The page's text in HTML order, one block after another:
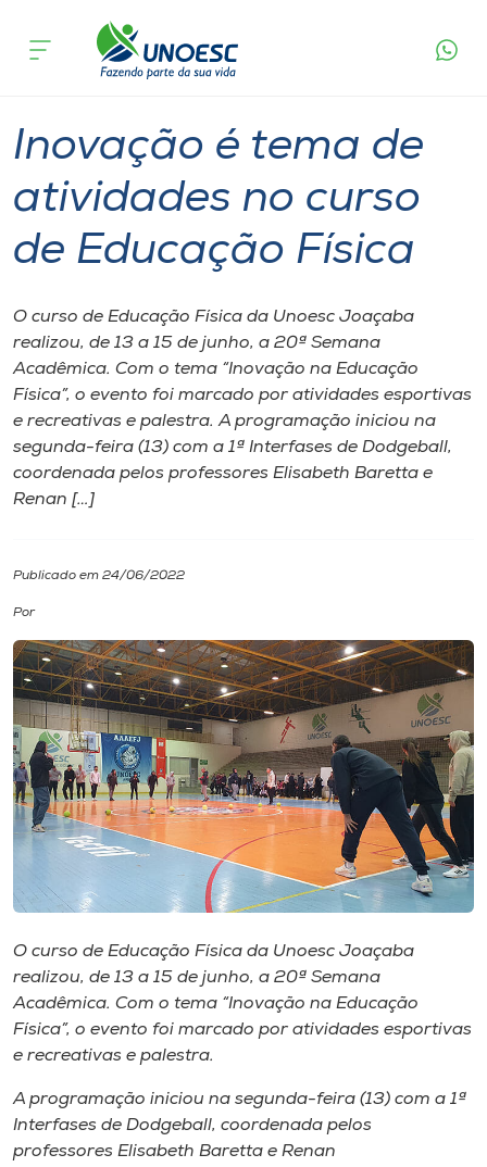
Cursos
Pesquisa
Atendimento ao Estudante
Portal de Ensino
A
Unoesc
Internacionalização
Cultura
CPA
Biblioteca
Editora
Museu
Unoesc
acontece
Inovação é tema de
atividades no curso
de Educação Física
O curso de Educação Física da Unoesc Joaçaba
realizou, de 13 a 15 de junho, a 20ª Semana
Acadêmica. Com o tema “Inovação na Educação
Física”, o evento foi marcado por atividades esportivas
e recreativas e palestra. A programação iniciou na
segunda-feira (13) com a 1ª Interfases de Dodgeball,
coordenada pelos professores Elisabeth Baretta e
Renan […]
Publicado em 24/06/2022
Por
O curso de Educação Física da Unoesc Joaçaba
realizou, de 13 a 15 de junho, a 20ª Semana
Acadêmica. Com o tema “Inovação na Educação
Física”, o evento foi marcado por atividades esportivas
e recreativas e palestra.
A programação iniciou na segunda-feira (13) com a 1ª
Interfases de Dodgeball, coordenada pelos
professores Elisabeth Baretta e Renan